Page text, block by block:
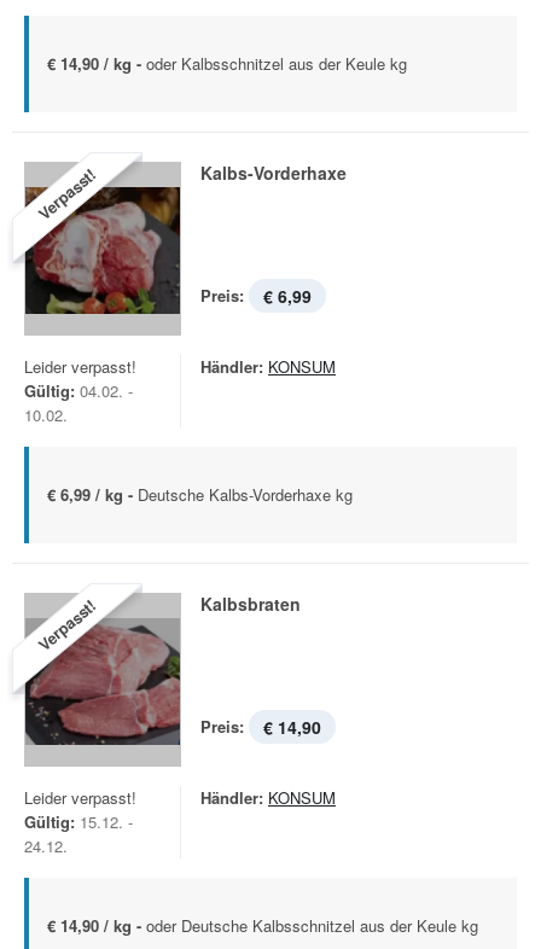
€ 14,90 / kg - oder Kalbsschnitzel aus der Keule kg
Verpasst! Kalbs-Vorderhaxe
Preis: € 6,99
Leider verpasst!
Gültig: 04.02. -
10.02.
Händler: KONSUM
€ 6,99 / kg - Deutsche Kalbs-Vorderhaxe kg
Verpasst! Kalbsbraten
Preis: € 14,90
Leider verpasst!
Gültig: 15.12. -
24.12.
Händler: KONSUM
€ 14,90 / kg - oder Deutsche Kalbsschnitzel aus der Keule kg